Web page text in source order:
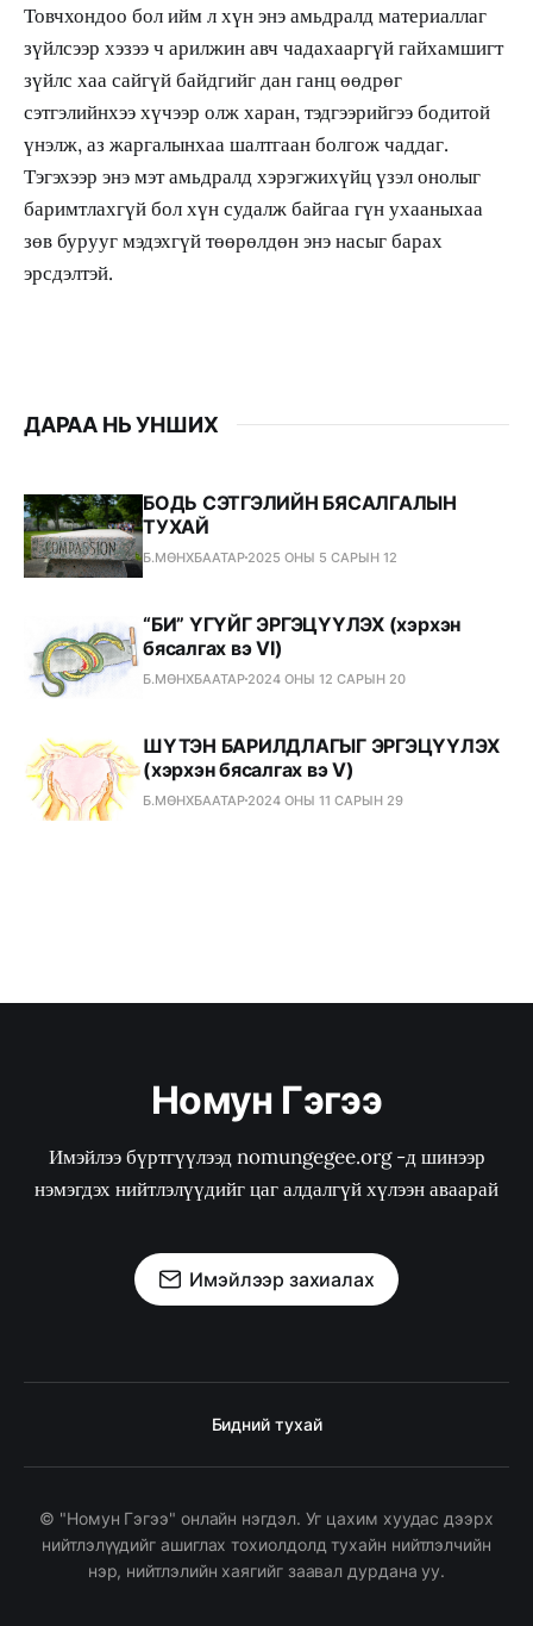
Товчхондоо бол ийм л хүн энэ амьдралд материаллаг
зүйлсээр хэзээ ч арилжин авч чадахааргүй гайхамшигт
зүйлс хаа сайгүй байдгийг дан ганц өөдрөг
сэтгэлийнхээ хүчээр олж харан, тэдгээрийгээ бодитой
үнэлж, аз жаргалынхаа шалтгаан болгож чаддаг.
Тэгэхээр энэ мэт амьдралд хэрэгжихүйц үзэл онолыг
баримтлахгүй бол хүн судалж байгаа гүн ухааныхаа
зөв бурууг мэдэхгүй төөрөлдөн энэ насыг барах
эрсдэлтэй.
ДАРАА НЬ УНШИХ
БОДЬ СЭТГЭЛИЙН БЯСАЛГАЛЫН
ТУХАЙ
Б.МӨНХБААТАР 2025 ОНЫ 5 САРЫН 12
“БИ” ҮГҮЙГ ЭРГЭЦҮҮЛЭХ (хэрхэн
бясалгах вэ VI)
Б.МӨНХБААТАР 2024 ОНЫ 12 САРЫН 20
ШҮТЭН БАРИЛДЛАГЫГ ЭРГЭЦҮҮЛЭХ
(хэрхэн бясалгах вэ V)
Б.МӨНХБААТАР 2024 ОНЫ 11 САРЫН 29
Номун Гэгээ
Имэйлээ бүртгүүлээд nomungegee.org -д шинээр
нэмэгдэх нийтлэлүүдийг цаг алдалгүй хүлээн аваарай
Имэйлээр захиалах
Бидний тухай
© "Номун Гэгээ" онлайн нэгдэл. Уг цахим хуудас дээрх
нийтлэлүүдийг ашиглах тохиолдолд тухайн нийтлэлчийн
нэр, нийтлэлийн хаягийг заавал дурдана уу.